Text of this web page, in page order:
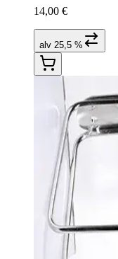
14,00 €
alv 25,5 %